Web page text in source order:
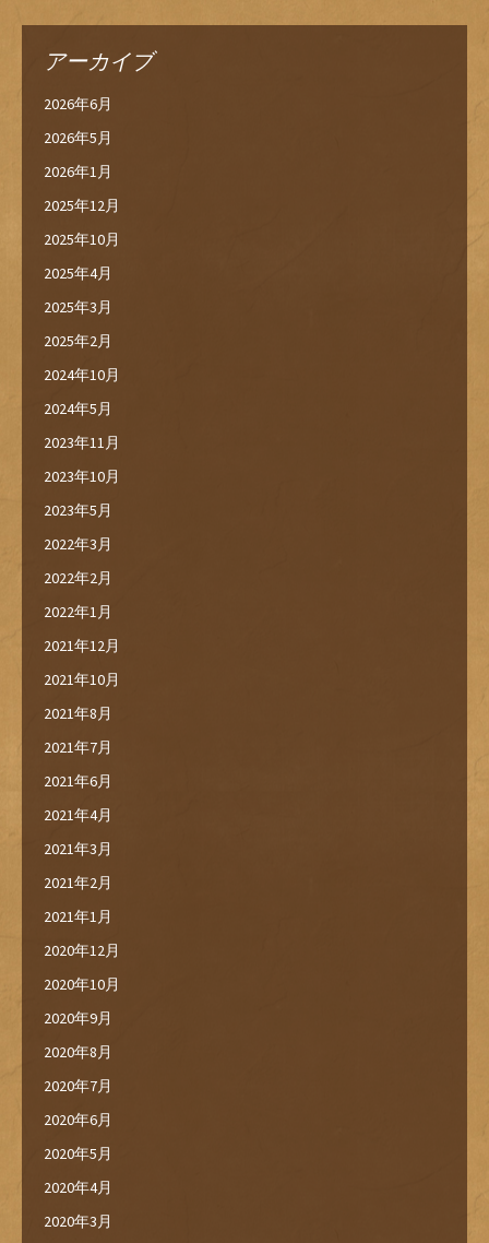
アーカイブ
2026年6月
2026年5月
2026年1月
2025年12月
2025年10月
2025年4月
2025年3月
2025年2月
2024年10月
2024年5月
2023年11月
2023年10月
2023年5月
2022年3月
2022年2月
2022年1月
2021年12月
2021年10月
2021年8月
2021年7月
2021年6月
2021年4月
2021年3月
2021年2月
2021年1月
2020年12月
2020年10月
2020年9月
2020年8月
2020年7月
2020年6月
2020年5月
2020年4月
2020年3月